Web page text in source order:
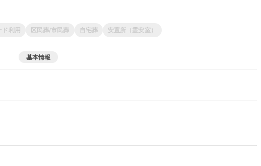
ド利用 区民葬/市民葬 自宅葬 安置所（霊安室）
基本情報